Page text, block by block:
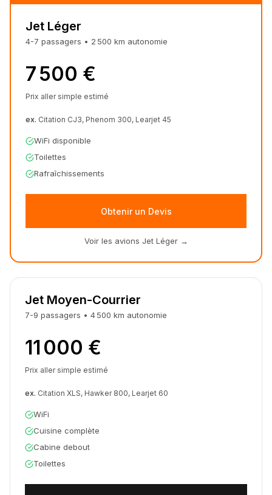
Jet Léger
4-7 passagers • 2 500 km autonomie
7 500 €
Prix aller simple estimé
ex. Citation CJ3, Phenom 300, Learjet 45
WiFi disponible
Toilettes
Rafraîchissements
Obtenir un Devis
Voir les avions Jet Léger→
Jet Moyen-Courrier
7-9 passagers • 4 500 km autonomie
11 000 €
Prix aller simple estimé
ex. Citation XLS, Hawker 800, Learjet 60
WiFi
Cuisine complète
Cabine debout
Toilettes